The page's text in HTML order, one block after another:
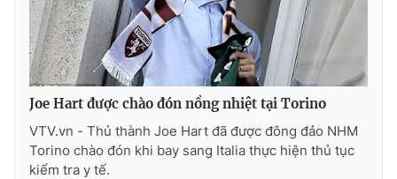
Joe Hart được chào đón nồng nhiệt tại Torino
VTV.vn - Thủ thành Joe Hart đã được đông đảo NHM
Torino chào đón khi bay sang Italia thực hiện thủ tục
kiểm tra y tế.